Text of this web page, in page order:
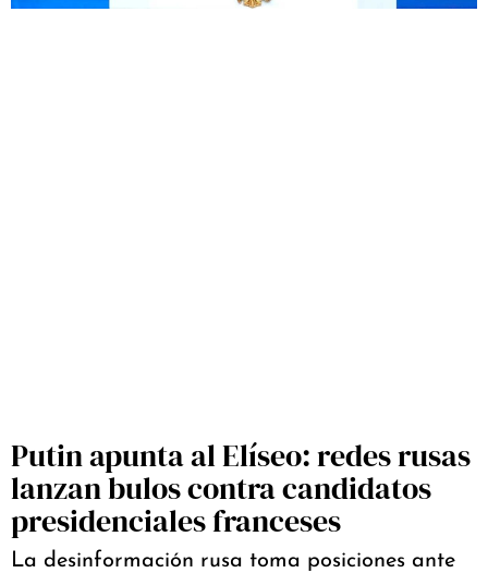
Putin apunta al Elíseo: redes rusas
lanzan bulos contra candidatos
presidenciales franceses
La desinformación rusa toma posiciones ante